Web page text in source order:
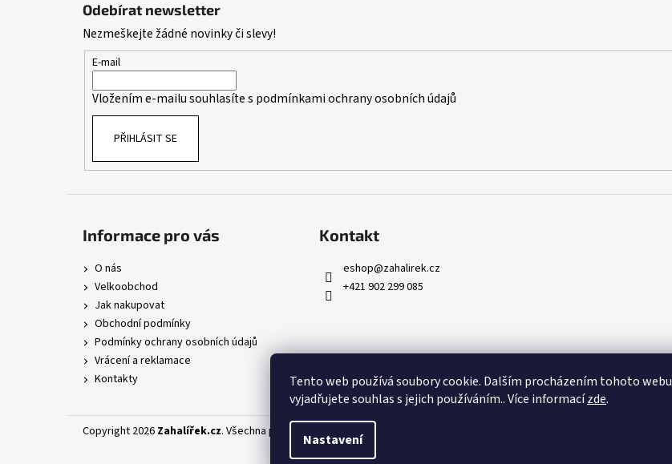
Tento web používá soubory cookie. Dalším procházením tohoto webu
vyjadřujete souhlas s jejich používáním.. Více informacízde.
Nastavení
Odebírat newsletter
Nezmeškejte žádné novinky či slevy!
E-mail
Vložením e-mailu souhlasíte s podmínkami ochrany osobních údajů
PŘIHLÁSIT SE
Informace pro vás
O nás
Velkoobchod
Jak nakupovat
Obchodní podmínky
Podmínky ochrany osobních údajů
Vrácení a reklamace
Kontakty
Kontakt
eshop@zahalirek.cz
+421 902 299 085
Copyright 2026 Zahalířek.cz. Všechna práva vyhrazena. Upravit nastavení cookies